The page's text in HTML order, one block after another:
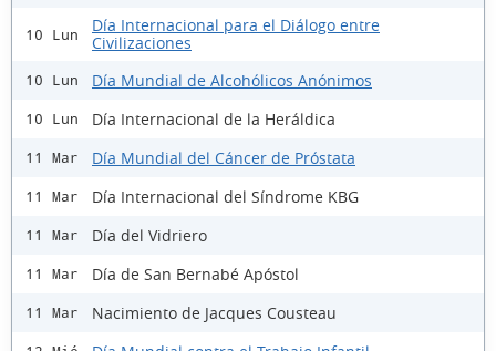
10 Lun
Día Internacional para el Diálogo entre
Civilizaciones
10 Lun Día Mundial de Alcohólicos Anónimos
10 Lun Día Internacional de la Heráldica
11 Mar Día Mundial del Cáncer de Próstata
11 Mar Día Internacional del Síndrome KBG
11 Mar Día del Vidriero
11 Mar Día de San Bernabé Apóstol
11 Mar Nacimiento de Jacques Cousteau